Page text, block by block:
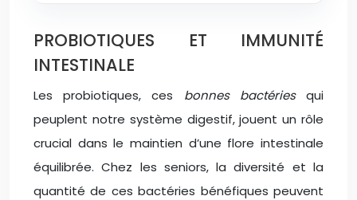
PROBIOTIQUES ET IMMUNITÉ
INTESTINALE
Les probiotiques, ces bonnes bactériesqui
peuplent notre système digestif, jouent un rôle
crucial dans le maintien d’une flore intestinale
équilibrée. Chez les seniors, la diversité et la
quantité de ces bactéries bénéfiques peuvent